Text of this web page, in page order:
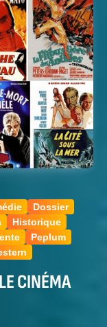
Dossier
Historique
Peplum
CINÉMA